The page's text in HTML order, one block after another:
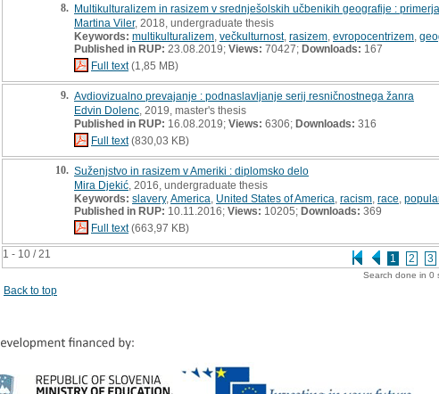
1 - 10 / 21 1 2 3
8. Multikulturalizem in rasizem v srednješolskih učbenikih geografije :
Martina Viler, 2018, undergraduate thesis
Keywords: multikulturalizem večkulturnost, rasizem evropocentrizem
Published in RUP: 23.08.2019; Views: 70427; Downloads: 167
Full text(1,85 MB)
9. Avdiovizualno prevajanje : podnaslavljanje serij resničnostnega žanra
Edvin Dolenc , 2019, master's thesis
Published in RUP: 16.08.2019; Views: 6306; Downloads: 316
Full text(830,03 KB)
10. Suženjstvo in rasizem v Ameriki : diplomsko delo
Mira Djekić , 2016, undergraduate thesis
Keywords: slavery, America United States of America racism race
Published in RUP: 10.11.2016; Views: 10205; Downloads: 369
Full text(663,97 KB)
Search done in 0
Back to top